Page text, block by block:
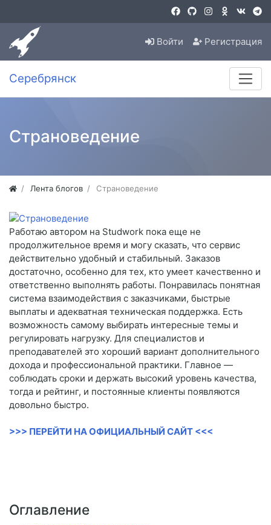
Войти Регистрация
Серебрянск
Страноведение
Лента блогов Страноведение
Работаю автором на Studwork пока еще не
продолжительное время и могу сказать, что сервис
действительно удобный и стабильный. Заказов
достаточно, особенно для тех, кто умеет качественно и
ответственно выполнять работы. Понравилась понятная
система взаимодействия с заказчиками, быстрые
выплаты и адекватная техническая поддержка. Есть
возможность самому выбирать интересные темы и
регулировать нагрузку. Для специалистов и
преподавателей это хороший вариант дополнительного
дохода и профессиональной практики. Главное —
соблюдать сроки и держать высокий уровень качества,
тогда и рейтинг, и постоянные клиенты появляются
довольно быстро.
>>> ПЕРЕЙТИ НА ОФИЦИАЛЬНЫЙ САЙТ <<<
Оглавление